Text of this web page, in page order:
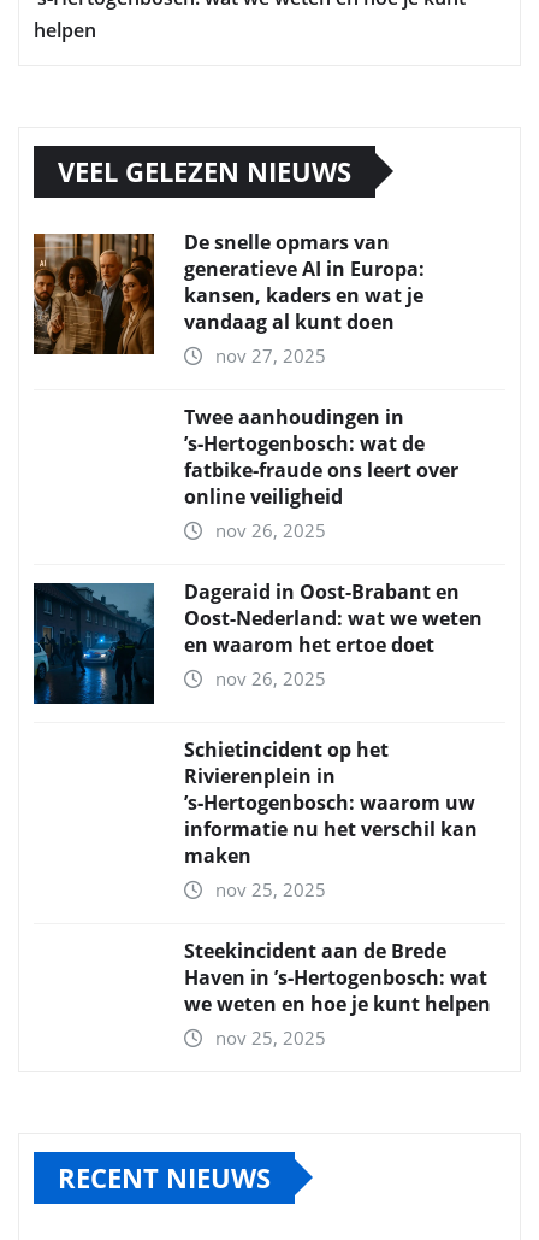
helpen
VEEL GELEZEN NIEUWS
De snelle opmars van
generatieve AI in Europa:
kansen, kaders en wat je
vandaag al kunt doen
nov 27, 2025
Twee aanhoudingen in
’s‑Hertogenbosch: wat de
fatbike‑fraude ons leert over
online veiligheid
nov 26, 2025
Dageraid in Oost-Brabant en
Oost-Nederland: wat we weten
en waarom het ertoe doet
nov 26, 2025
Schietincident op het
Rivierenplein in
’s‑Hertogenbosch: waarom uw
informatie nu het verschil kan
maken
nov 25, 2025
Steekincident aan de Brede
Haven in ’s‑Hertogenbosch: wat
we weten en hoe je kunt helpen
nov 25, 2025
RECENT NIEUWS